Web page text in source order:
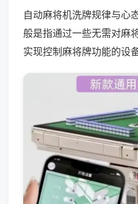
自动麻将机洗牌规律与心
般是指通过一些无需对麻
实现控制麻将牌功能的设